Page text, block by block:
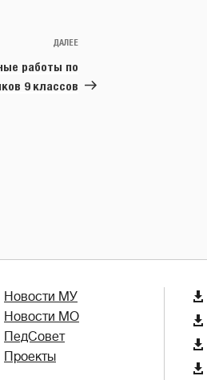
Следующая
ДАЛЕЕ
работы по
9 классов
Новости МУ
Новости МО
ПедСовет
Проекты



